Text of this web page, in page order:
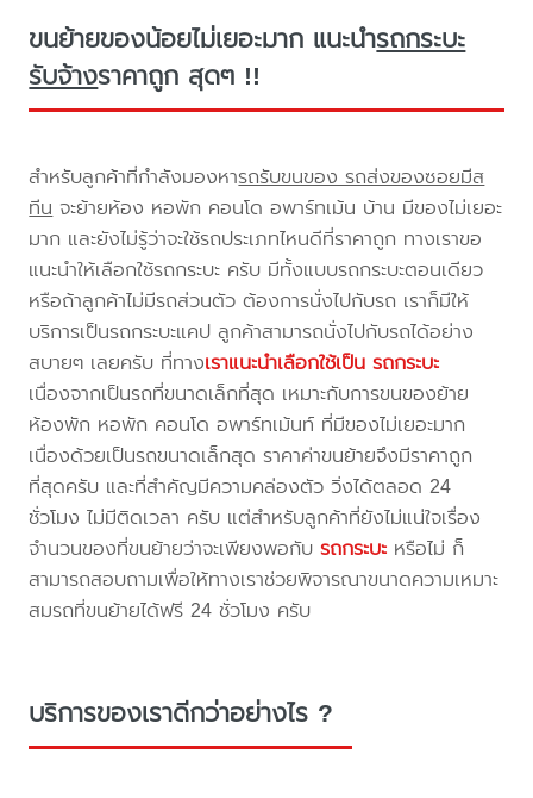
ขนย้ายของน้อยไม่เยอะมาก แนะนำรถกระบะ
รับจ้างราคาถูก สุดๆ !!
สำหรับลูกค้าที่กำลังมองหารถรับขนของ รถส่งของซอยมีส
ทีน จะย้ายห้อง หอพัก คอนโด อพาร์ทเม้น บ้าน มีของไม่เยอะ
มาก และยังไม่รู้ว่าจะใช้รถประเภทไหนดีที่ราคาถูก ทางเราขอ
แนะนำให้เลือกใช้รถกระบะ ครับ มีทั้งแบบรถกระบะตอนเดียว
หรือถ้าลูกค้าไม่มีรถส่วนตัว ต้องการนั่งไปกับรถ เราก็มีให้
บริการเป็นรถกระบะแคป ลูกค้าสามารถนั่งไปกับรถได้อย่าง
สบายๆ เลยครับ ที่ทางเราแนะนำเลือกใช้เป็น รถกระบะ
เนื่องจากเป็นรถที่ขนาดเล็กที่สุด เหมาะกับการขนของย้าย
ห้องพัก หอพัก คอนโด อพาร์ทเม้นท์ ที่มีของไม่เยอะมาก
เนื่องด้วยเป็นรถขนาดเล็กสุด ราคาค่าขนย้ายจึงมีราคาถูก
ที่สุดครับ และที่สำคัญมีความคล่องตัว วิ่งได้ตลอด 24
ชั่วโมง ไม่มีติดเวลา ครับ แต่สำหรับลูกค้าที่ยังไม่แน่ใจเรื่อง
จำนวนของที่ขนย้ายว่าจะเพียงพอกับรถกระบะ หรือไม่ ก็
สามารถสอบถามเพื่อให้ทางเราช่วยพิจารณาขนาดความเหมาะ
สมรถที่ขนย้ายได้ฟรี 24 ชั่วโมง ครับ
บริการของเราดีกว่าอย่างไร ?